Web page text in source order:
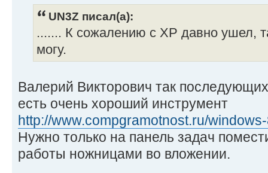
UN3Z писал(а):
....... К сожалению с XP давно ушел,
могу.
Валерий Викторович так
есть очень хороший инструмент
http://www.compgramotnost.ru/
Нужно только на панель задач
работы ножницами во вложении.